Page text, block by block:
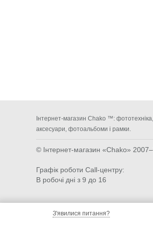
З'явилися питання?
Інтернет-магазин Chako ™: фототехніка,
аксесуари, фотоальбоми і рамки.
© Інтернет-магазин «Chako»
Графік роботи Call-центру:
В робочі дні з 9 до 16